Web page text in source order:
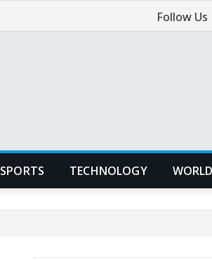
Follow Us
SPORTS TECHNOLOGY WORLD